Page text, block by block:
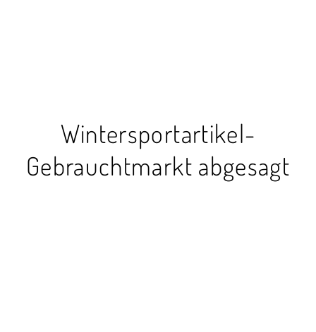
Wintersportartikel-
Gebrauchtmarkt abgesagt